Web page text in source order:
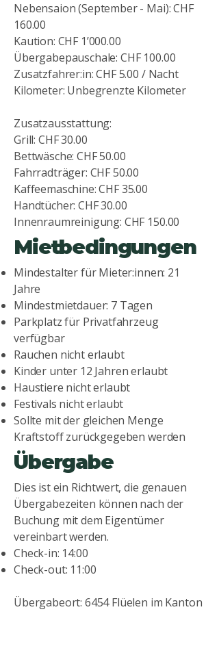
Nebensaion (September - Mai): CHF
160.00
Kaution: CHF 1’000.00
Übergabepauschale: CHF 100.00
Zusatzfahrer:in: CHF 5.00 / Nacht
Kilometer: Unbegrenzte Kilometer
Zusatzausstattung:
Grill: CHF 30.00
Bettwäsche: CHF 50.00
Fahrradträger: CHF 50.00
Kaffeemaschine: CHF 35.00
Handtücher: CHF 30.00
Innenraumreinigung: CHF 150.00
Mietbedingungen
Mindestalter für Mieter:innen: 21
Jahre
Mindestmietdauer: 7 Tagen
Parkplatz für Privatfahrzeug
verfügbar
Rauchen nicht erlaubt
Kinder unter 12 Jahren erlaubt
Haustiere nicht erlaubt
Festivals nicht erlaubt
Sollte mit der gleichen Menge
Kraftstoff zurückgegeben werden
Übergabe
Dies ist ein Richtwert, die genauen
Übergabezeiten können nach der
Buchung mit dem Eigentümer
vereinbart werden.
Check-in: 14:00
Check-out: 11:00
Übergabeort: 6454 Flüelen im Kanton